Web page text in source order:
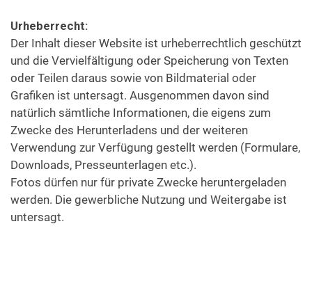
Urheberrecht:
Der Inhalt dieser Website ist urheberrechtlich geschützt
und die Vervielfältigung oder Speicherung von Texten
oder Teilen daraus sowie von Bildmaterial oder
Grafiken ist untersagt. Ausgenommen davon sind
natürlich sämtliche Informationen, die eigens zum
Zwecke des Herunterladens und der weiteren
Verwendung zur Verfügung gestellt werden (Formulare,
Downloads, Presseunterlagen etc.).
Fotos dürfen nur für private Zwecke heruntergeladen
werden. Die gewerbliche Nutzung und Weitergabe ist
untersagt.